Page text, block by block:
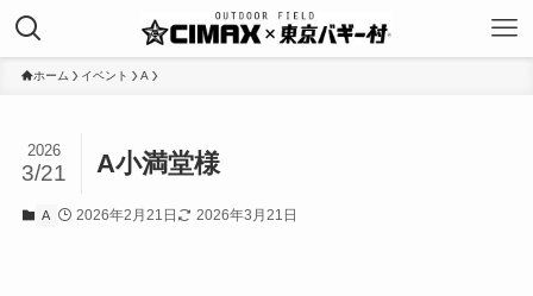
ホーム イベント A
A小満堂様
2026
3/21
A 2026年2月21日 2026年3月21日